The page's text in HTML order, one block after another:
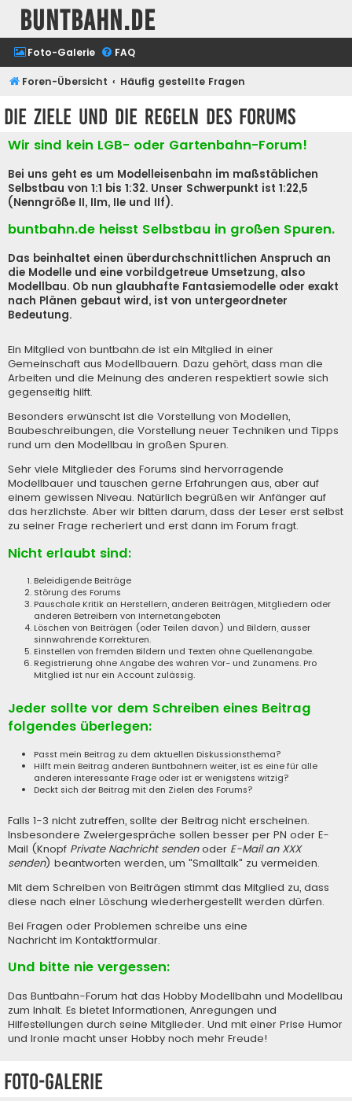
buntbahn.de
Foto-Galerie FAQ
Foren-Übersicht Häufig gestellte Fragen
Die Ziele und die Regeln des Forums
Wir sind kein LGB- oder Gartenbahn-Forum!
Bei uns geht es um Modelleisenbahn im maßstäblichen
Selbstbau von 1:1 bis 1:32. Unser Schwerpunkt ist 1:22,5
(Nenngröße II, IIm, IIe und IIf).
buntbahn.de heisst Selbstbau in großen Spuren.
Das beinhaltet einen überdurchschnittlichen Anspruch an
die Modelle und eine vorbildgetreue Umsetzung, also
Modellbau. Ob nun glaubhafte Fantasiemodelle oder exakt
nach Plänen gebaut wird, ist von untergeordneter
Bedeutung.
Ein Mitglied von buntbahn.de ist ein Mitglied in einer
Gemeinschaft aus Modellbauern. Dazu gehört, dass man die
Arbeiten und die Meinung des anderen respektiert sowie sich
gegenseitig hilft.
Besonders erwünscht ist die Vorstellung von Modellen,
Baubeschreibungen, die Vorstellung neuer Techniken und Tipps
rund um den Modellbau in großen Spuren.
Sehr viele Mitglieder des Forums sind hervorragende
Modellbauer und tauschen gerne Erfahrungen aus, aber auf
einem gewissen Niveau. Natürlich begrüßen wir Anfänger auf
das herzlichste. Aber wir bitten darum, dass der Leser erst selbst
zu seiner Frage recheriert und erst dann im Forum fragt.
Nicht erlaubt sind:
Beleidigende Beiträge
Störung des Forums
Pauschale Kritik an Herstellern, anderen Beiträgen, Mitgliedern oder
anderen Betreibern von Internetangeboten
Löschen von Beiträgen (oder Teilen davon) und Bildern, ausser
sinnwahrende Korrekturen.
Einstellen von fremden Bildern und Texten ohne Quellenangabe.
Registrierung ohne Angabe des wahren Vor- und Zunamens. Pro
Mitglied ist nur ein Account zulässig.
Jeder sollte vor dem Schreiben eines Beitrag
folgendes überlegen:
Passt mein Beitrag zu dem aktuellen Diskussionsthema?
Hilft mein Beitrag anderen Buntbahnern weiter, ist es eine für alle
anderen interessante Frage oder ist er wenigstens witzig?
Deckt sich der Beitrag mit den Zielen des Forums?
Falls 1-3 nicht zutreffen, sollte der Beitrag nicht erscheinen.
Insbesondere Zweiergespräche sollen besser per PN oder E-
Mail (Knopf Private Nachricht sendenoder E-Mail an XXX
senden) beantworten werden, um "Smalltalk" zu vermeiden.
Mit dem Schreiben von Beiträgen stimmt das Mitglied zu, dass
diese nach einer Löschung wiederhergestellt werden dürfen.
Bei Fragen oder Problemen schreibe uns eine
Nachricht im Kontaktformular.
Und bitte nie vergessen:
Das Buntbahn-Forum hat das Hobby Modellbahn und Modellbau
zum Inhalt. Es bietet Informationen, Anregungen und
Hilfestellungen durch seine Mitglieder. Und mit einer Prise Humor
und Ironie macht unser Hobby noch mehr Freude!
Foto-Galerie